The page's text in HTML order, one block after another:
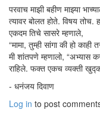
परवाच माझी बहीण माझ्या
त्यावर बोलत होते. विषय तोच.
एकदम तिचे सासरे म्हणाले,
“मामा, तुम्ही सांगा की हो काही
मी शांतपणे म्हणालो,
राहिले. फक्त एकच व्यक्ती
- धनंजय दिवाण
Log in to post